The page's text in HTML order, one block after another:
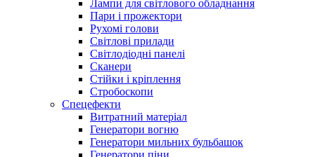
Лампи для світлового обладнання
Пари і прожектори
Рухомі голови
Світлові прилади
Світлодіодні панелі
Сканери
Стійки і кріплення
Стробоскопи
Спецефекти
Витратний матеріал
Генератори вогню
Генератори мильних бульбашок
Генератори піни